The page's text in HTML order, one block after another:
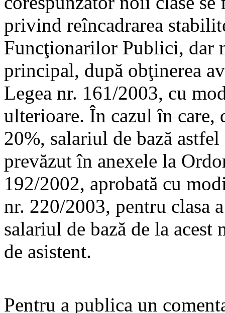
privind reîncadrarea
Funcţionarilor Publici, dar
principal, după obţinerea
Legea nr. 161/2003, cu
ulterioare. În cazul în care,
20%, salariul de bază
prevăzut în anexele la
192/2002, aprobată cu
nr. 220/2003, pentru clasa
salariul de bază de la
de asistent.
Pentru a publica un